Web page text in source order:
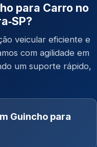
para Carro no
veicular eficiente e
com agilidade em
um suporte rápido,
Guincho para